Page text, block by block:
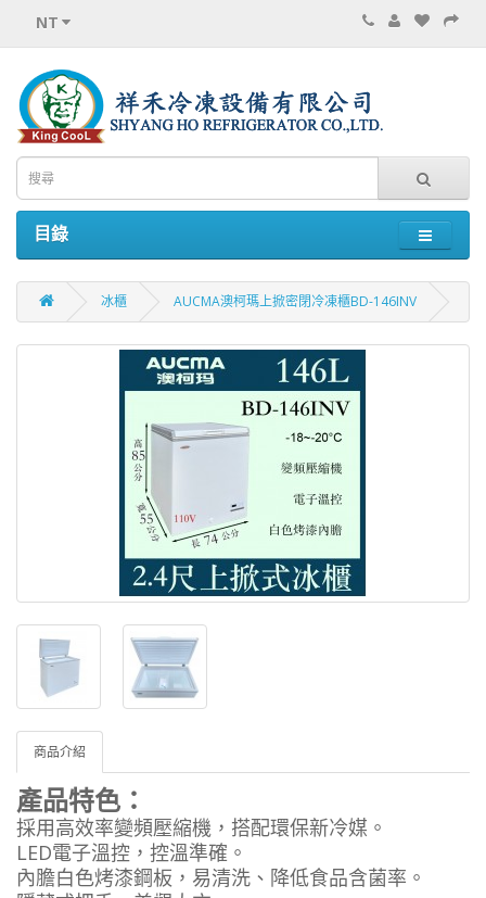
NT
目錄
冰櫃 AUCMA澳柯瑪上掀密閉冷凍櫃BD-146INV
商品介紹
產品特色：
採用高效率變頻壓縮機，搭配環保新冷媒。
LED電子溫控，控溫準確。
內膽白色烤漆鋼板，易清洗、降低食品含菌率。